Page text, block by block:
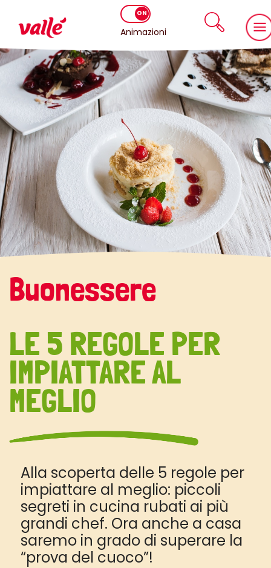
Animazioni
Buonessere
LE 5 REGOLE PER
IMPIATTARE AL
MEGLIO
Alla scoperta delle 5 regole per
impiattare al meglio: piccoli
segreti in cucina rubati ai più
grandi chef. Ora anche a casa
saremo in grado di superare la
“prova del cuoco”!